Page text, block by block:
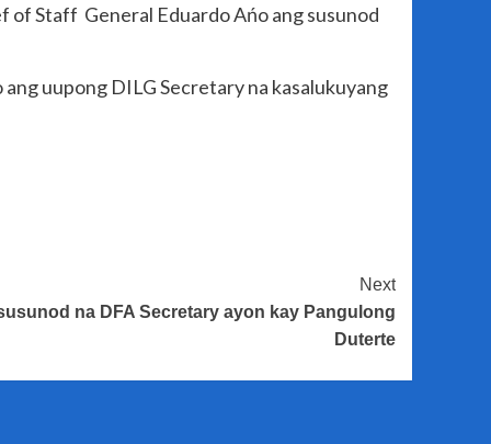
of Staff General Eduardo Ańo ang susunod
uupong DILG Secretary na kasalukuyang
Next
na DFA Secretary ayon kay Pangulong
Duterte